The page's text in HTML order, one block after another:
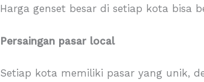
Harga genset besar di setiap kota bisa
Persaingan pasar local
Setiap kota memiliki pasar yang unik,